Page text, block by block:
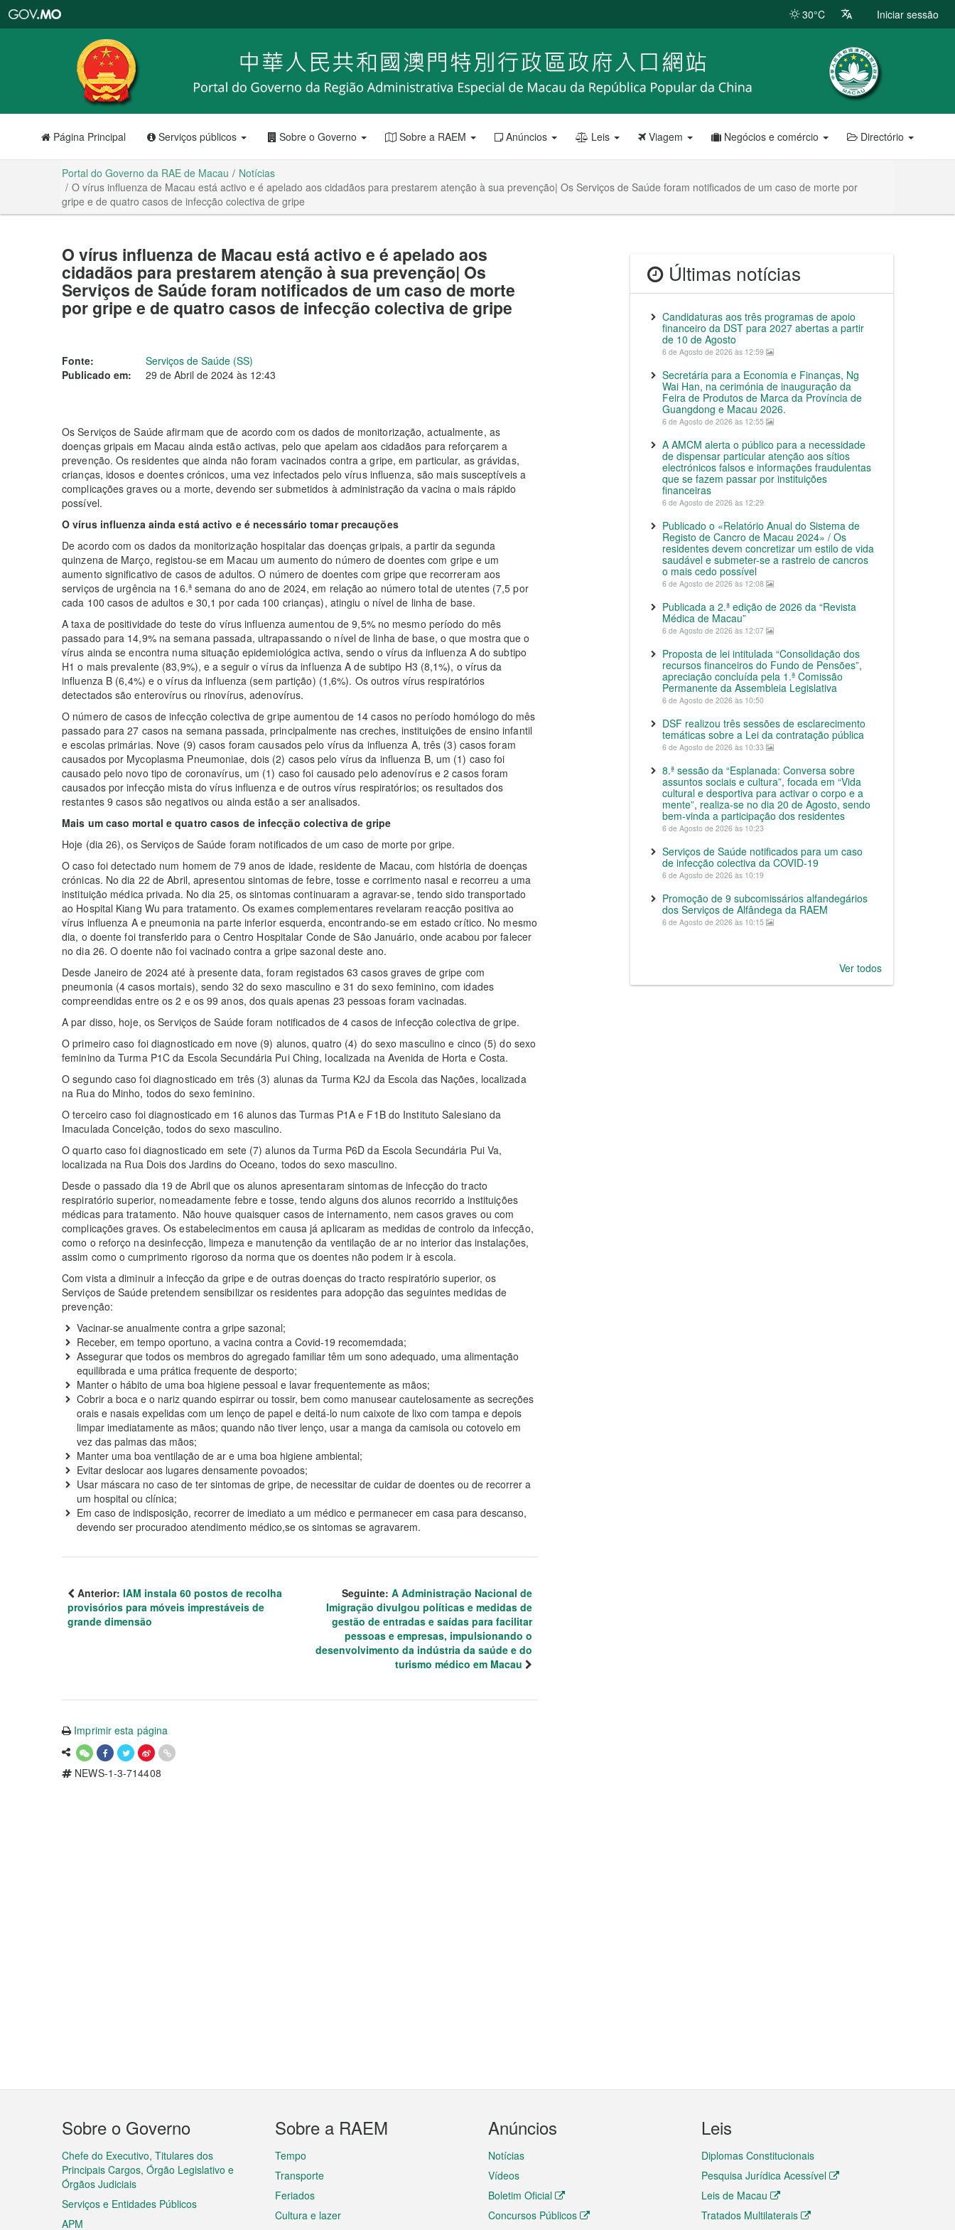
RAE
de
Macau
30°C Iniciar sessão
Página Principal Serviços públicos Sobre o Governo Sobre a RAEM Anúncios Leis Viagem Negócios e comércio Directório
Portal do Governo da RAE de Macau
Notícias
O vírus influenza de Macau está activo e é apelado aos cidadãos para prestarem atenção à sua prevenção| Os Serviços de Saúde foram notificados de um caso de morte por
gripe e de quatro casos de infecção colectiva de gripe
O vírus influenza de Macau está activo e é apelado aos
cidadãos para prestarem atenção à sua prevenção| Os
Serviços de Saúde foram notificados de um caso de morte
por gripe e de quatro casos de infecção colectiva de gripe
Fonte:
Serviços de Saúde (SS)
Publicado em:
29 de Abril de 2024 às 12:43
Os Serviços de Saúde afirmam que de acordo com os dados de monitorização, actualmente, as
doenças gripais em Macau ainda estão activas, pelo que apelam aos cidadãos para reforçarem a
prevenção. Os residentes que ainda não foram vacinados contra a gripe, em particular, as grávidas,
crianças, idosos e doentes crónicos, uma vez infectados pelo vírus influenza, são mais susceptíveis a
complicações graves ou a morte, devendo ser submetidos à administração da vacina o mais rápido
possível.
O vírus influenza ainda está activo e é necessário tomar precauções
De acordo com os dados da monitorização hospitalar das doenças gripais, a partir da segunda
quinzena de Março, registou-se em Macau um aumento do número de doentes com gripe e um
aumento significativo de casos de adultos. O número de doentes com gripe que recorreram aos
serviços de urgência na 16.ª semana do ano de 2024, em relação ao número total de utentes (7,5 por
cada 100 casos de adultos e 30,1 por cada 100 crianças), atingiu o nível de linha de base.
A taxa de positividade do teste do vírus influenza aumentou de 9,5% no mesmo período do mês
passado para 14,9% na semana passada, ultrapassando o nível de linha de base, o que mostra que o
vírus ainda se encontra numa situação epidemiológica activa, sendo o vírus da influenza A do subtipo
H1 o mais prevalente (83,9%), e a seguir o vírus da influenza A de subtipo H3 (8,1%), o vírus da
influenza B (6,4%) e o vírus da influenza (sem partição) (1,6%). Os outros vírus respiratórios
detectados são enterovírus ou rinovírus, adenovírus.
O número de casos de infecção colectiva de gripe aumentou de 14 casos no período homólogo do mês
passado para 27 casos na semana passada, principalmente nas creches, instituições de ensino infantil
e escolas primárias. Nove (9) casos foram causados pelo vírus da influenza A, três (3) casos foram
causados por Mycoplasma Pneumoniae, dois (2) casos pelo vírus da influenza B, um (1) caso foi
causado pelo novo tipo de coronavírus, um (1) caso foi causado pelo adenovírus e 2 casos foram
causados por infecção mista do vírus influenza e de outros vírus respiratórios; os resultados dos
restantes 9 casos são negativos ou ainda estão a ser analisados.
Mais um caso mortal e quatro casos de infecção colectiva de gripe
Hoje (dia 26), os Serviços de Saúde foram notificados de um caso de morte por gripe.
O caso foi detectado num homem de 79 anos de idade, residente de Macau, com história de doenças
crónicas. No dia 22 de Abril, apresentou sintomas de febre, tosse e corrimento nasal e recorreu a uma
instituição médica privada. No dia 25, os sintomas continuaram a agravar-se, tendo sido transportado
ao Hospital Kiang Wu para tratamento. Os exames complementares revelaram reacção positiva ao
vírus influenza A e pneumonia na parte inferior esquerda, encontrando-se em estado crítico. No mesmo
dia, o doente foi transferido para o Centro Hospitalar Conde de São Januário, onde acabou por falecer
no dia 26. O doente não foi vacinado contra a gripe sazonal deste ano.
Desde Janeiro de 2024 até à presente data, foram registados 63 casos graves de gripe com
pneumonia (4 casos mortais), sendo 32 do sexo masculino e 31 do sexo feminino, com idades
compreendidas entre os 2 e os 99 anos, dos quais apenas 23 pessoas foram vacinadas.
A par disso, hoje, os Serviços de Saúde foram notificados de 4 casos de infecção colectiva de gripe.
O primeiro caso foi diagnosticado em nove (9) alunos, quatro (4) do sexo masculino e cinco (5) do sexo
feminino da Turma P1C da Escola Secundária Pui Ching, localizada na Avenida de Horta e Costa.
O segundo caso foi diagnosticado em três (3) alunas da Turma K2J da Escola das Nações, localizada
na Rua do Minho, todos do sexo feminino.
O terceiro caso foi diagnosticado em 16 alunos das Turmas P1A e F1B do Instituto Salesiano da
Imaculada Conceição, todos do sexo masculino.
O quarto caso foi diagnosticado em sete (7) alunos da Turma P6D da Escola Secundária Pui Va,
localizada na Rua Dois dos Jardins do Oceano, todos do sexo masculino.
Desde o passado dia 19 de Abril que os alunos apresentaram sintomas de infecção do tracto
respiratório superior, nomeadamente febre e tosse, tendo alguns dos alunos recorrido a instituições
médicas para tratamento. Não houve quaisquer casos de internamento, nem casos graves ou com
complicações graves. Os estabelecimentos em causa já aplicaram as medidas de controlo da infecção,
como o reforço na desinfecção, limpeza e manutenção da ventilação de ar no interior das instalações,
assim como o cumprimento rigoroso da norma que os doentes não podem ir à escola.
Com vista a diminuir a infecção da gripe e de outras doenças do tracto respiratório superior, os
Serviços de Saúde pretendem sensibilizar os residentes para adopção das seguintes medidas de
prevenção:
Vacinar-se anualmente contra a gripe sazonal;
Receber, em tempo oportuno, a vacina contra a Covid-19 recomemdada;
Assegurar que todos os membros do agregado familiar têm um sono adequado, uma alimentação
equilibrada e uma prática frequente de desporto;
Manter o hábito de uma boa higiene pessoal e lavar frequentemente as mãos;
Cobrir a boca e o nariz quando espirrar ou tossir, bem como manusear cautelosamente as secreções
orais e nasais expelidas com um lenço de papel e deitá-lo num caixote de lixo com tampa e depois
limpar imediatamente as mãos; quando não tiver lenço, usar a manga da camisola ou cotovelo em
vez das palmas das mãos;
Manter uma boa ventilação de ar e uma boa higiene ambiental;
Evitar deslocar aos lugares densamente povoados;
Usar máscara no caso de ter sintomas de gripe, de necessitar de cuidar de doentes ou de recorrer a
um hospital ou clínica;
Em caso de indisposição, recorrer de imediato a um médico e permanecer em casa para descanso,
devendo ser procuradoo atendimento médico,se os sintomas se agravarem.
Anterior: IAM instala 60 postos de recolha
provisórios para móveis imprestáveis de
grande dimensão
Seguinte: A Administração Nacional de
Imigração divulgou políticas e medidas de
gestão de entradas e saídas para facilitar
pessoas e empresas, impulsionando o
desenvolvimento da indústria da saúde e do
turismo médico em Macau
Imprimir esta página
NEWS-1-3-714408
Últimas notícias
Candidaturas aos três programas de apoio
financeiro da DST para 2027 abertas a partir
de 10 de Agosto
6 de Agosto de 2026 às 12:59
Secretária para a Economia e Finanças, Ng
Wai Han, na cerimónia de inauguração da
Feira de Produtos de Marca da Província de
Guangdong e Macau 2026.
6 de Agosto de 2026 às 12:55
A AMCM alerta o público para a necessidade
de dispensar particular atenção aos sítios
electrónicos falsos e informações fraudulentas
que se fazem passar por instituições
financeiras
6 de Agosto de 2026 às 12:29
Publicado o «Relatório Anual do Sistema de
Registo de Cancro de Macau 2024» / Os
residentes devem concretizar um estilo de vida
saudável e submeter-se a rastreio de cancros
o mais cedo possível
6 de Agosto de 2026 às 12:08
Publicada a 2.ª edição de 2026 da “Revista
Médica de Macau”
6 de Agosto de 2026 às 12:07
Proposta de lei intitulada “Consolidação dos
recursos financeiros do Fundo de Pensões”,
apreciação concluída pela 1.ª Comissão
Permanente da Assembleia Legislativa
6 de Agosto de 2026 às 10:50
DSF realizou três sessões de esclarecimento
temáticas sobre a Lei da contratação pública
6 de Agosto de 2026 às 10:33
8.ª sessão da “Esplanada: Conversa sobre
assuntos sociais e cultura”, focada em “Vida
cultural e desportiva para activar o corpo e a
mente”, realiza-se no dia 20 de Agosto, sendo
bem-vinda a participação dos residentes
6 de Agosto de 2026 às 10:23
Serviços de Saúde notificados para um caso
de infecção colectiva da COVID-19
6 de Agosto de 2026 às 10:19
Promoção de 9 subcomissários alfandegários
dos Serviços de Alfândega da RAEM
6 de Agosto de 2026 às 10:15
Ver todos
Menu
do
rodapé
Sobre o Governo
Chefe do Executivo, Titulares dos
Principais Cargos, Órgão Legislativo e
Órgãos Judiciais
Serviços e Entidades Públicos
APM
Sobre a RAEM
Tempo
Transporte
Feriados
Cultura e lazer
Anúncios
Notícias
Vídeos
Boletim Oficial
Concursos Públicos
Leis
Diplomas Constitucionais
Pesquisa Jurídica Acessível
Leis de Macau
Tratados Multilaterais